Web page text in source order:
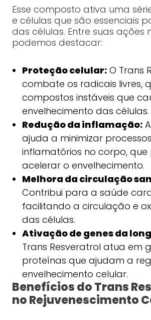
Esse composto ativa uma
e células que são essenciais
das células. Entre suas ações
podemos destacar:
Proteção celular:O Trans
combate os radicais livres,
compostos instáveis que
envelhecimento das células.
Redução da inflamação:
ajuda a minimizar processos
inflamatórios no corpo,
acelerar o envelhecimento.
Melhora da circulação
Contribui para a saúde
facilitando a circulação e
das células.
Ativação de genes da
Trans Resveratrol atua em
proteínas que ajudam a
envelhecimento celular.
Benefícios do Trans
no Rejuvenescimento